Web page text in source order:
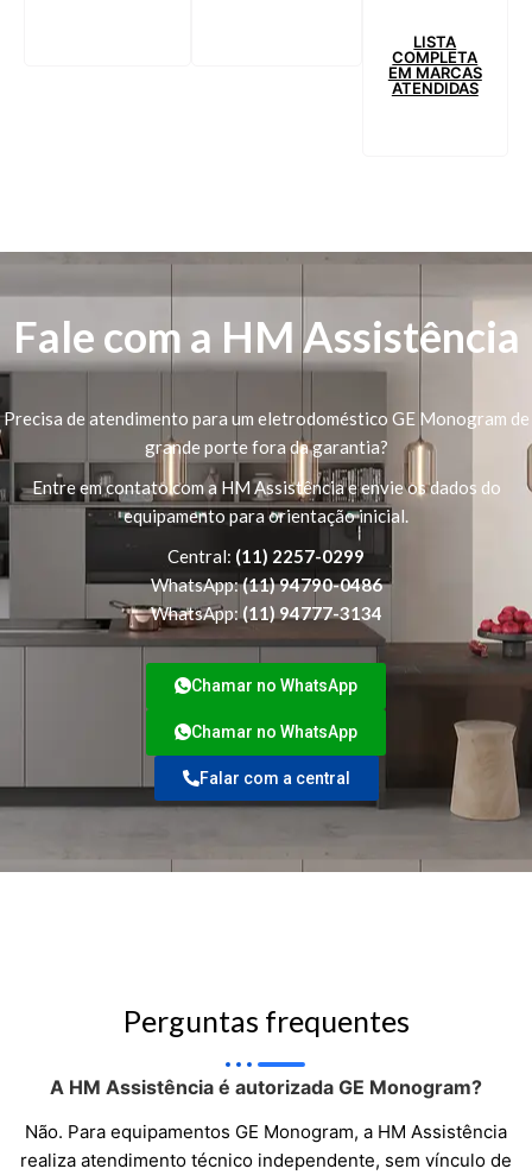
LISTA
COMPLETA
EM MARCAS
ATENDIDAS
Fale com a HM Assistência
Precisa de atendimento para um eletrodoméstico GE Monogram de
grande porte fora da garantia?
Entre em contato com a HM Assistência e envie os dados do
equipamento para orientação inicial.
Central: (11) 2257-0299
WhatsApp:(11) 94790-0486
WhatsApp:(11) 94777-3134
Chamar no WhatsApp
Chamar no WhatsApp
Falar com a central
Perguntas frequentes
A HM Assistência é autorizada GE Monogram?
Não. Para equipamentos GE Monogram, a HM Assistência
realiza atendimento técnico independente, sem vínculo de